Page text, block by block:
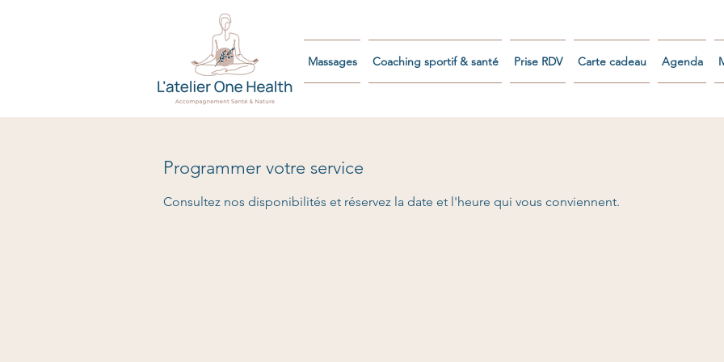
Massages Coaching sportif & santé Prise RDV Carte cadeau Agenda
Programmer votre service
Consultez nos disponibilités et réservez la date et l'heure qui vous conviennent.